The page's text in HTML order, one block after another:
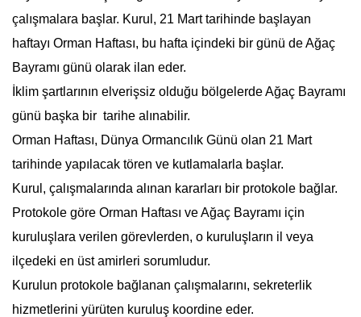
çalışmalara başlar. Kurul, 21 Mart tarihinde başlayan
haftayı Orman Haftası, bu hafta içindeki bir günü de Ağaç
Bayramı günü olarak ilan eder.
İklim şartlarının elverişsiz olduğu bölgelerde Ağaç Bayramı
günü başka bir tarihe alınabilir.
Orman Haftası, Dünya Ormancılık Günü olan 21 Mart
tarihinde yapılacak tören ve kutlamalarla başlar.
Kurul, çalışmalarında alınan kararları bir protokole bağlar.
Protokole göre Orman Haftası ve Ağaç Bayramı için
kuruluşlara verilen görevlerden, o kuruluşların il veya
ilçedeki en üst amirleri sorumludur.
Kurulun protokole bağlanan çalışmalarını, sekreterlik
hizmetlerini yürüten kuruluş koordine eder.